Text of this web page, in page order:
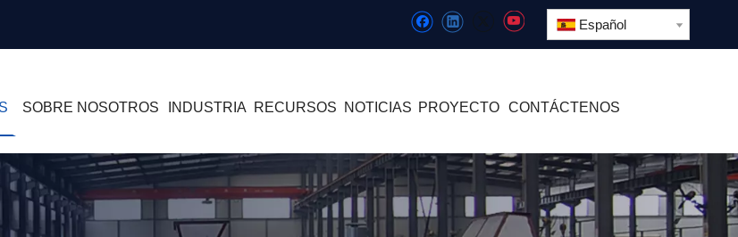
Español
SOBRE NOSOTROS INDUSTRIA RECURSOS NOTICIAS PROYECTO CONTÁCTENOS